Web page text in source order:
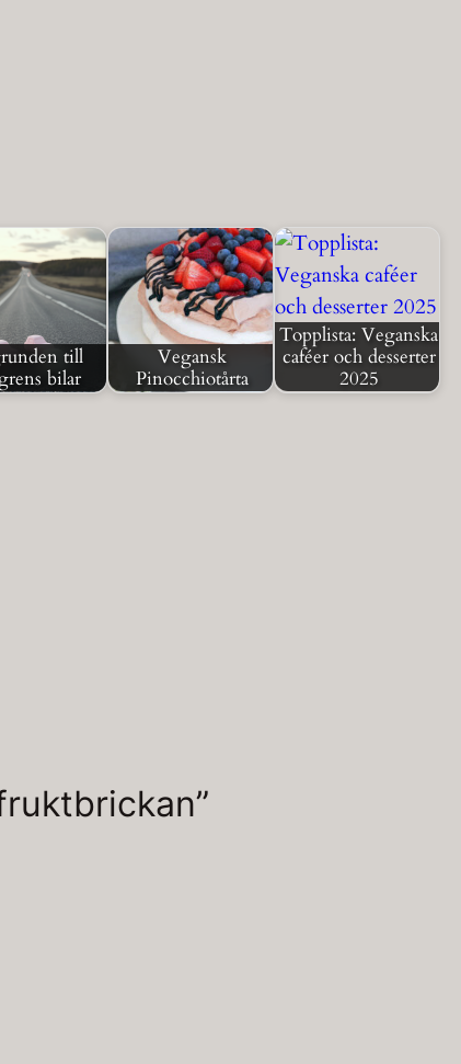
till
bilar
Vegansk
Pinocchiotårta
Topplista: Veganska
caféer och desserter
2025